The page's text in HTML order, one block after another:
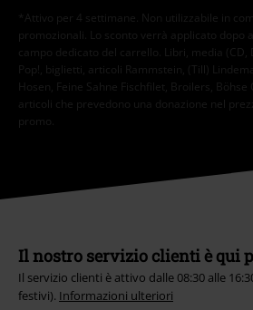
*Attivo per 4 settimane. Non utilizzabile in
promozionali. Lo sconto verrà applicato dopo
campo dedicato del carrello. Libri, media (CD,
Pop!, biglietti, articoli Rammstein, (Till)
Hosen, Feine Sahne Fischfilet, Broilers,
articoli che prevedono una donazione nel
promo.
Il nostro servizio clienti è qui
Il servizio clienti è attivo dalle 08:30 alle
festivi). Informazioni ulteriori